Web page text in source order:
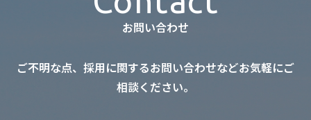
お問い合わせ
ご不明な点、採用に関するお問い合わせなどお気軽にご
相談ください。